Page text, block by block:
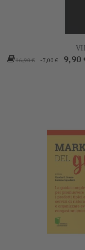
Prezzo
16,90 € -7,00 € 9,90